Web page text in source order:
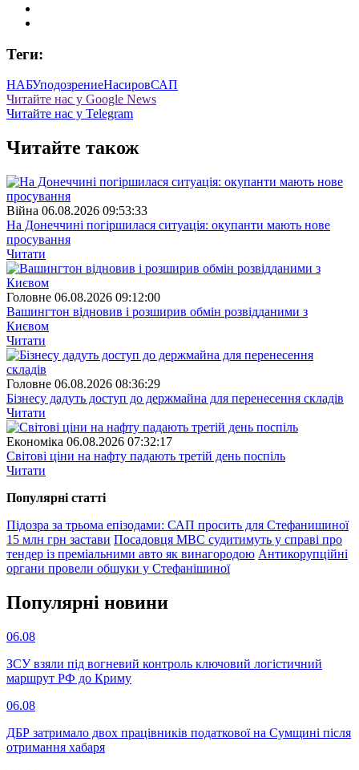
Теги:
НАБУподозрениеНасировСАП
Читайте нас у Google News
Читайте нас у Telegram
Читайте також
Війна 06.08.2026 09:53:33
На Донеччині погіршилася ситуація: окупанти мають нове
просування
Читати
Головне 06.08.2026 09:12:00
Вашингтон відновив і розширив обмін розвідданими з
Києвом
Читати
Головне 06.08.2026 08:36:29
Бізнесу дадуть доступ до держмайна для перенесення складів
Читати
Економіка 06.08.2026 07:32:17
Світові ціни на нафту падають третій день поспіль
Читати
Популярнi статтi
Підозра за трьома епізодами: САП просить для Стефанишиної
15 млн грн застави Посадовця МВС судитимуть у справі про
тендер із преміальними авто як винагородою Антикорупційні
органи провели обшуки у Стефанішиної
Популярнi новини
06.08
ЗСУ взяли під вогневий контроль ключовий логістичний
маршрут РФ до Криму
06.08
ДБР затримало двох працівників податкової на Сумщині після
отримання хабаря